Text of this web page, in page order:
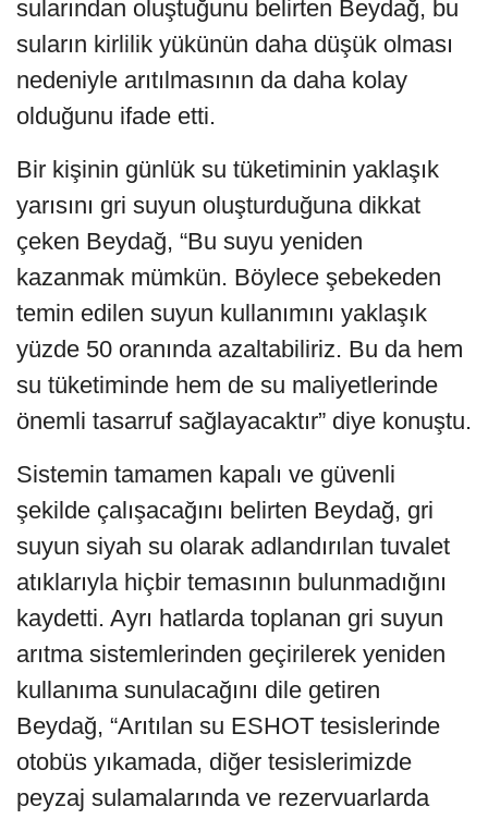
sularından oluştuğunu belirten Beydağ, bu
suların kirlilik yükünün daha düşük olması
nedeniyle arıtılmasının da daha kolay
olduğunu ifade etti.
Bir kişinin günlük su tüketiminin yaklaşık
yarısını gri suyun oluşturduğuna dikkat
çeken Beydağ, “Bu suyu yeniden
kazanmak mümkün. Böylece şebekeden
temin edilen suyun kullanımını yaklaşık
yüzde 50 oranında azaltabiliriz. Bu da hem
su tüketiminde hem de su maliyetlerinde
önemli tasarruf sağlayacaktır” diye konuştu.
Sistemin tamamen kapalı ve güvenli
şekilde çalışacağını belirten Beydağ, gri
suyun siyah su olarak adlandırılan tuvalet
atıklarıyla hiçbir temasının bulunmadığını
kaydetti. Ayrı hatlarda toplanan gri suyun
arıtma sistemlerinden geçirilerek yeniden
kullanıma sunulacağını dile getiren
Beydağ, “Arıtılan su ESHOT tesislerinde
otobüs yıkamada, diğer tesislerimizde
peyzaj sulamalarında ve rezervuarlarda